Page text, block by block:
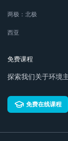
两极：北极
西亚
免费课程
探索我们关于环境
免费在线课程